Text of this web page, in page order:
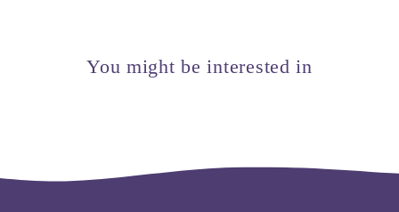
You might be interested in